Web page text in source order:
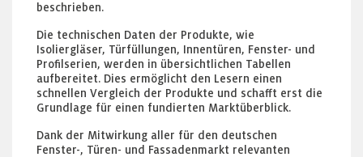
beschrieben.
Die technischen Daten der Produkte, wie
Isoliergläser, Türfüllungen, Innentüren, Fenster- und
Profilserien, werden in übersichtlichen Tabellen
aufbereitet. Dies ermöglicht den Lesern einen
schnellen Vergleich der Produkte und schafft erst die
Grundlage für einen fundierten Marktüberblick.
Dank der Mitwirkung aller für den deutschen
Fenster-, Türen- und Fassadenmarkt relevanten